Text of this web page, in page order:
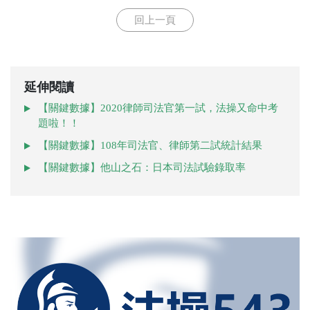
回上一頁
延伸閱讀
【關鍵數據】2020律師司法官第一試，法操又命中考
題啦！！
【關鍵數據】108年司法官、律師第二試統計結果
【關鍵數據】他山之石：日本司法試驗錄取率